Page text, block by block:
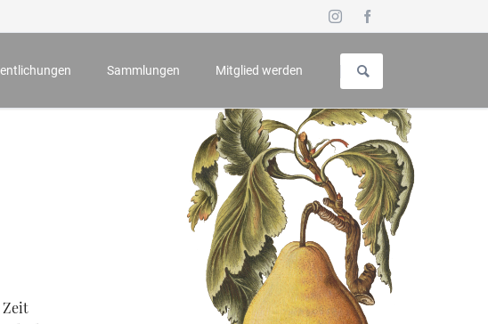
überspringen
für 100“
Jahrbuch für Geschichte und Kunst
Sammlungen Mitglied werden
Zeit